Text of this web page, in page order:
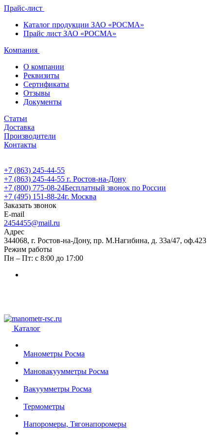
Прайс-лист
Каталог продукции ЗАО «РОСМА»
Прайс лист ЗАО «РОСМА»
Компания
О компании
Реквизиты
Сертификаты
Отзывы
Документы
Статьи
Доставка
Производители
Контакты
+7 (863) 245-44-55
+7 (863) 245-44-55 г. Ростов-на-Дону
+7 (800) 775-08-24Бесплатный звонок по России
+7 (495) 151-88-24г. Москва
Заказать звонок
E-mail
2454455@mail.ru
Адрес
344068, г. Ростов-на-Дону, пр. М.Нагибина, д. 33а/47, оф.423
Режим работы
Пн – Пт: с 8:00 до 17:00
Каталог
Манометры Росма
Мановакуумметры Росма
Вакуумметры Росма
Термометры
Напоромеры, Тягонапоромеры